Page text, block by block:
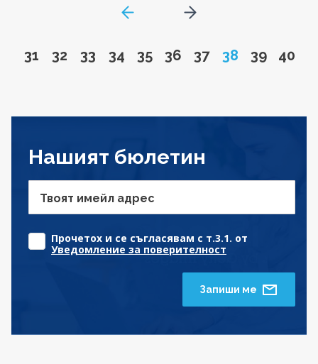
GoToPreviousPage
Go to page
31 Go to page
32 Go to page
33 Go to page
34 Go to page
35 Go to page
36 Go to page
37 Page
38 Go to
39 Go
40
Go to next page
Нашият бюлетин
Твоят имейл адрес
Прочетох и се съгласявам с т.3.1. от
Уведомление за поверителност
Запиши ме